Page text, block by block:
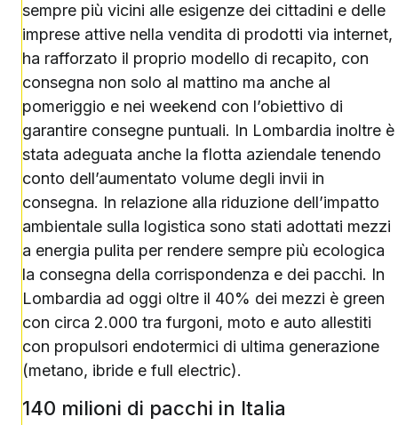
sempre più vicini alle esigenze dei cittadini e delle
imprese attive nella vendita di prodotti via internet,
ha rafforzato il proprio modello di recapito, con
consegna non solo al mattino ma anche al
pomeriggio e nei weekend con l’obiettivo di
garantire consegne puntuali. In Lombardia inoltre è
stata adeguata anche la flotta aziendale tenendo
conto dell’aumentato volume degli invii in
consegna. In relazione alla riduzione dell’impatto
ambientale sulla logistica sono stati adottati mezzi
a energia pulita per rendere sempre più ecologica
la consegna della corrispondenza e dei pacchi. In
Lombardia ad oggi oltre il 40% dei mezzi è green
con circa 2.000 tra furgoni, moto e auto allestiti
con propulsori endotermici di ultima generazione
(metano, ibride e full electric).
140 milioni di pacchi in Italia